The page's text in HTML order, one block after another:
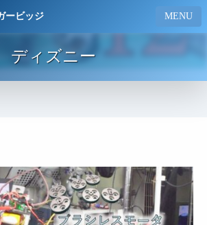
ービッジ MENU
ディズニー